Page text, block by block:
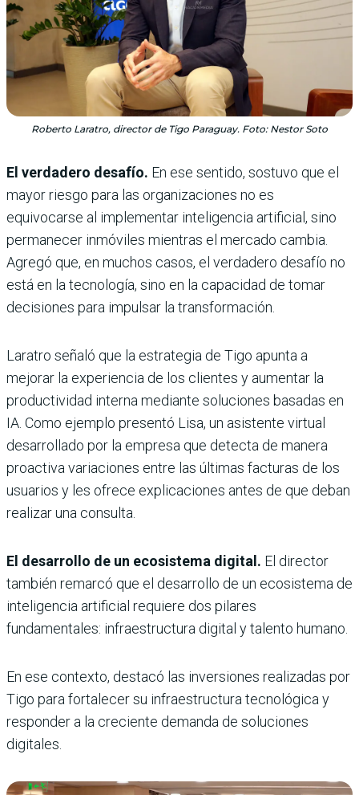
Roberto Laratro, director de Tigo Paraguay. Foto: Nestor Soto
El verdadero desafío. En ese sentido, sostuvo que el
mayor riesgo para las organizaciones no es
equivocarse al implementar inteligencia artificial, sino
permanecer inmóviles mientras el mercado cambia.
Agregó que, en muchos casos, el verdadero desafío no
está en la tecnología, sino en la capacidad de tomar
decisiones para impulsar la transformación.
Laratro señaló que la estrategia de Tigo apunta a
mejorar la experiencia de los clientes y aumentar la
productividad interna mediante soluciones basadas en
IA. Como ejemplo presentó Lisa, un asistente virtual
desarrollado por la empresa que detecta de manera
proactiva variaciones entre las últimas facturas de los
usuarios y les ofrece explicaciones antes de que deban
realizar una consulta.
El desarrollo de un ecosistema digital. El director
también remarcó que el desarrollo de un ecosistema de
inteligencia artificial requiere dos pilares
fundamentales: infraestructura digital y talento humano.
En ese contexto, destacó las inversiones realizadas por
Tigo para fortalecer su infraestructura tecnológica y
responder a la creciente demanda de soluciones
digitales.